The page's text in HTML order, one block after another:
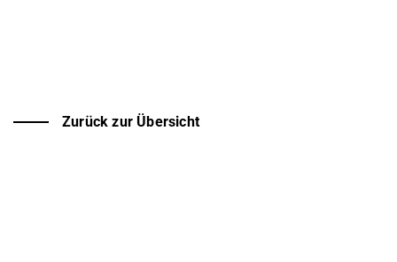
Zurück zur Übersicht